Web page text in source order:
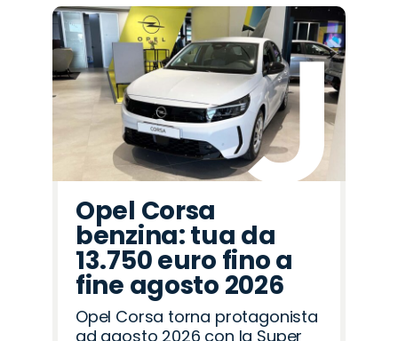
Promo
Seat
Promo
Peugeot
Promo
Abarth
Promo
Alfa
Romeo
Promo
Jeep
Promo
Omoda
Promo
Opel
Promo
Jaecoo
Promo
Lancia
Promo
Land
Rover
Promo
Mazda
Promo
Cupra
Promo
Hyundai
Promo
Fiat
Promo
Citroën
Opel Corsa
benzina: tua da
13.750 euro fino a
fine agosto 2026
Opel Corsa torna protagonista
ad agosto 2026 con la Super